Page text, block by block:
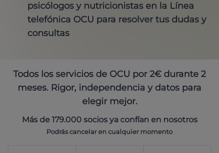
psicólogos y nutricionistas en la Línea
telefónica OCU para resolver tus dudas y
consultas
Todos los servicios de OCU por 2€ durante 2
meses. Rigor, independencia y datos para
elegir mejor.
Más de 179.000 socios ya confían en nosotros
Podrás cancelar en cualquier momento